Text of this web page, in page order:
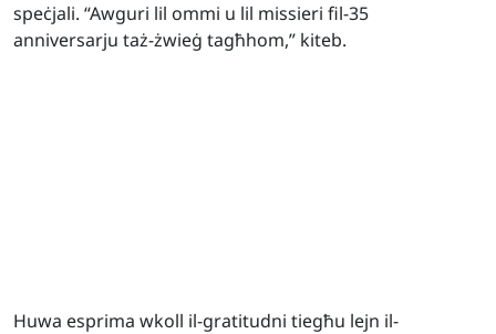
speċjali. “Awguri lil ommi u lil missieri fil-35
anniversarju taż-żwieġ tagħhom,” kiteb.
Huwa esprima wkoll il-gratitudni tiegħu lejn il-